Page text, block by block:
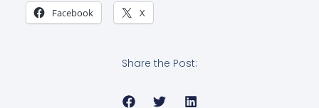
Facebook X
Share the Post: